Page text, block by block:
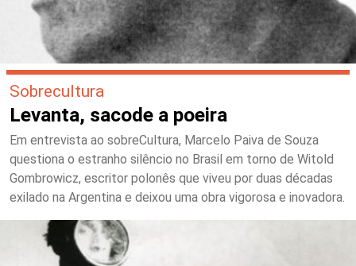
Sobrecultura
Levanta, sacode a poeira
Em entrevista ao sobreCultura, Marcelo Paiva de Souza
questiona o estranho silêncio no Brasil em torno de Witold
Gombrowicz, escritor polonês que viveu por duas décadas
exilado na Argentina e deixou uma obra vigorosa e inovadora.